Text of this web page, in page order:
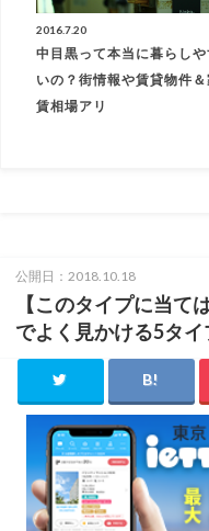
2016.7.20
中目黒って本当に暮らしや
いの？街情報や賃貸物件＆
賃相場アリ
公開日：2018.10.18
【このタイプに当て
でよく見かける5タイ